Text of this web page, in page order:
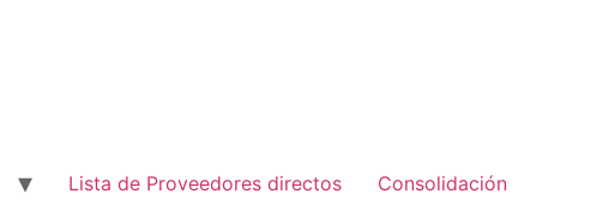
Lista de Proveedores directos Consolidación